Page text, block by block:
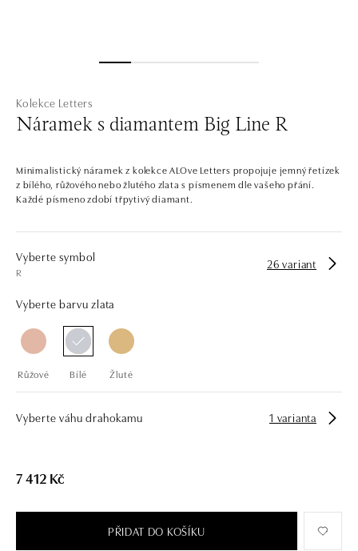
Kolekce Letters
Náramek s diamantem Big Line R
Minimalistický náramek z kolekce ALOve Letters propojuje jemný řetízek
z bílého, růžového nebo žlutého zlata s písmenem dle vašeho přání.
Každé písmeno zdobí třpytivý diamant.
Vyberte symbol
R
26 variant
Vyberte barvu zlata
Růžové Bílé Žluté
Vyberte váhu drahokamu 1 varianta
7 412 Kč
PŘIDAT DO KOŠÍKU